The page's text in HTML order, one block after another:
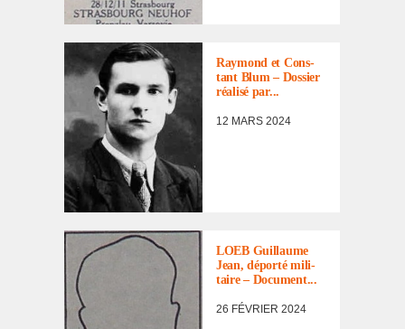
PORTRAITS ,
PORTRAITS
D'INCORPORÉS
DE
FORCE/DÉPORTÉS
MILITAIRES
Raymond et Cons­
tant Blum – Dossier
réalisé par...
12 MARS 2024
DOCUMENTS
,
LISTE DES NON
RENTRÉS
LOEB Guillaume
Jean, déporté mili­
taire – Docu­ment...
26 FÉVRIER 2024